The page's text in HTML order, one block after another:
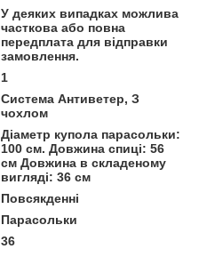
У деяких випадках можлива
часткова або повна
передплата для відправки
замовлення.
1
Система Антиветер, З
чохлом
Діаметр купола парасольки:
100 см. Довжина спиці: 56
см Довжина в складеному
вигляді: 36 см
Повсякденні
Парасольки
36